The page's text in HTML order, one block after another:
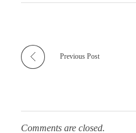
Previous Post
Comments are closed.